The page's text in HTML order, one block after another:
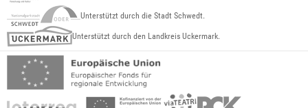
Unterstützt durch die Stadt Schwedt.
Unterstützt durch den Landkreis Uckermark.